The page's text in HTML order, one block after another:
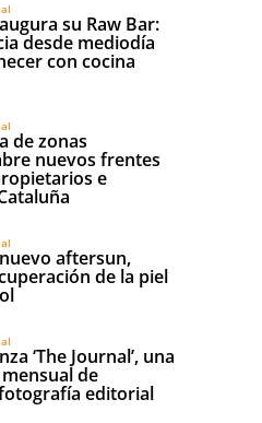
su Raw Bar:
desde mediodía
con cocina
de zonas
nuevos frentes
e
aftersun,
de la piel
‘The Journal’, una
de
editorial